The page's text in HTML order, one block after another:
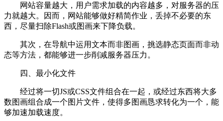
网站容量越大，用户需求加载的内容越多，对服务器的压
力就越大。因而，网站能够做好精简作业，丢掉不必要的东
西，尽量扫除Flash或图画来下降负载。
其次，在导航中运用文本而非图画，挑选静态页面而非动
态等方法，都能够进一步削减服务器压力。
四、最小化文件
经过将一切JS或CSS文件组合在一起，或经过东西将大多
数图画组合成一个图片文件，使得多图画恳求转化为一个，能
够加速加载速度。